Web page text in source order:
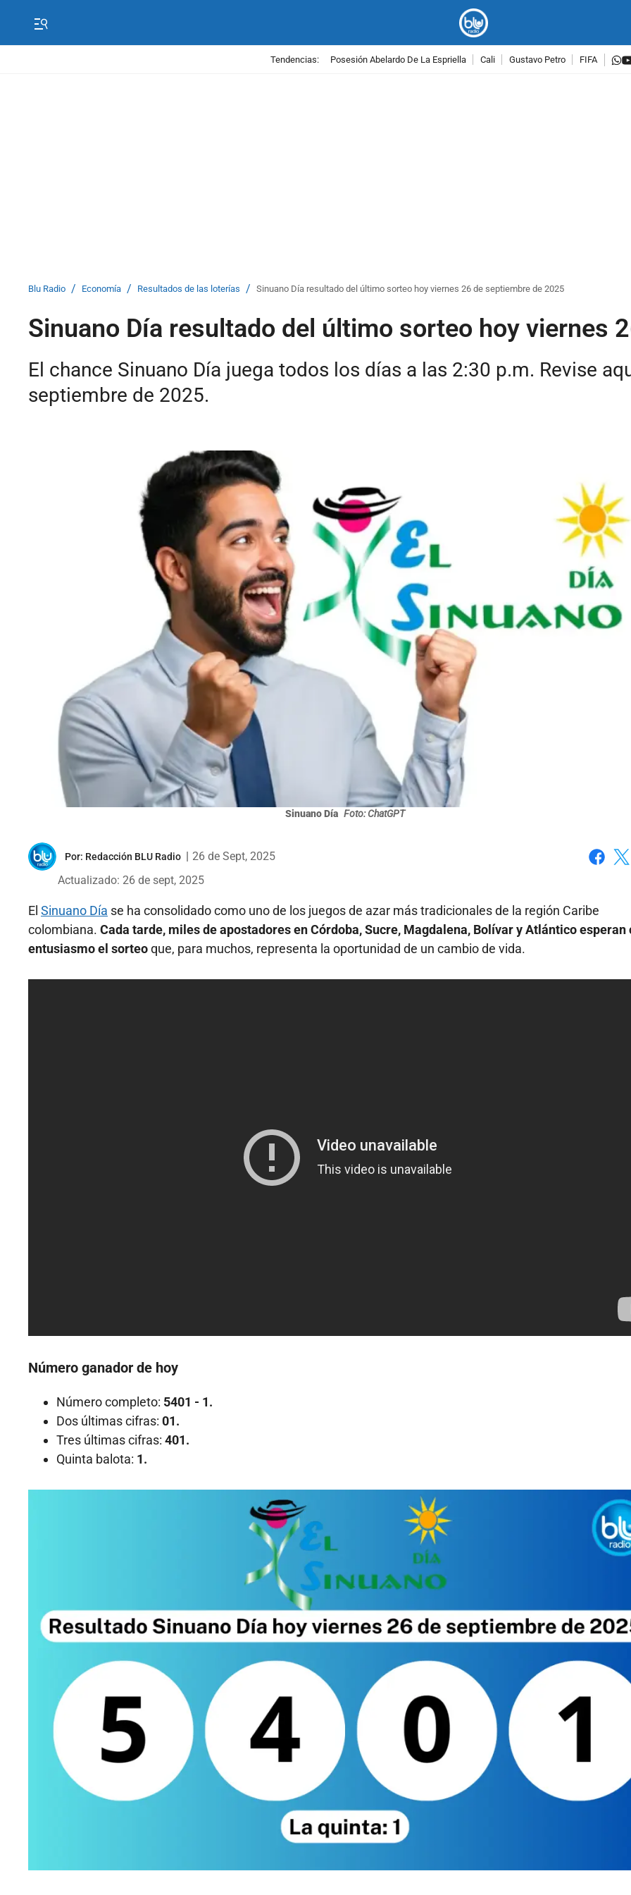
Tendencias: Posesión Abelardo De La Espriella Cali Gustavo Petro FIFA
Blu Radio / Economía / Resultados de las loterías / Sinuano Día resultado del último sorteo hoy viernes 26 de septiembre de 2025
Sinuano Día resultado del último sorteo hoy viernes
El chance Sinuano Día juega todos los días a las 2:30 p.m. Revise
septiembre de 2025.
Sinuano Día Foto: ChatGPT
Por: Redacción BLU Radio
26 de Sept, 2025
Actualizado: 26 de sept, 2025
El Sinuano Día se ha consolidado como uno de los juegos de azar más tradicionales de la región Caribe
colombiana. Cada tarde, miles de apostadores en Córdoba, Sucre, Magdalena, Bolívar y Atlántico esperan
entusiasmo el sorteoque, para muchos, representa la oportunidad de un cambio de vida.
Número ganador de hoy
Número completo: 5401 - 1.
Dos últimas cifras: 01.
Tres últimas cifras: 401.
Quinta balota: 1.